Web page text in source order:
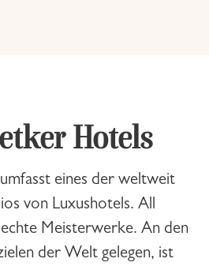
Hotels
eines der weltweit
von Luxushotels. All
Meisterwerke. An den
der Welt gelegen, ist